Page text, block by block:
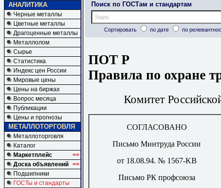
АНАЛИТИКА
Черные металлы
Цветные металлы
Драгоценные металлы
Металлолом
Сырье
Статистика
Индекс цен России
Мировые цены
Цены на биржах
Вопрос месяца
Публикации
Цены и прогнозы
МЕТАЛЛОТОРГОВЛЯ
Металлоторговля
Каталог
Маркетплейс
<<
Доска объявлений <<
Подшипники
ГОСТы и стандарты
Поиск по ГОСТам и стандартам
Сортировать по дате по
ПОТ Р
Правила по охране
Комитет
СОГЛАСОВАНО
Письмо Минтруда России
от 18.08.94. № 1567-KB
Письмо РК профсоюза